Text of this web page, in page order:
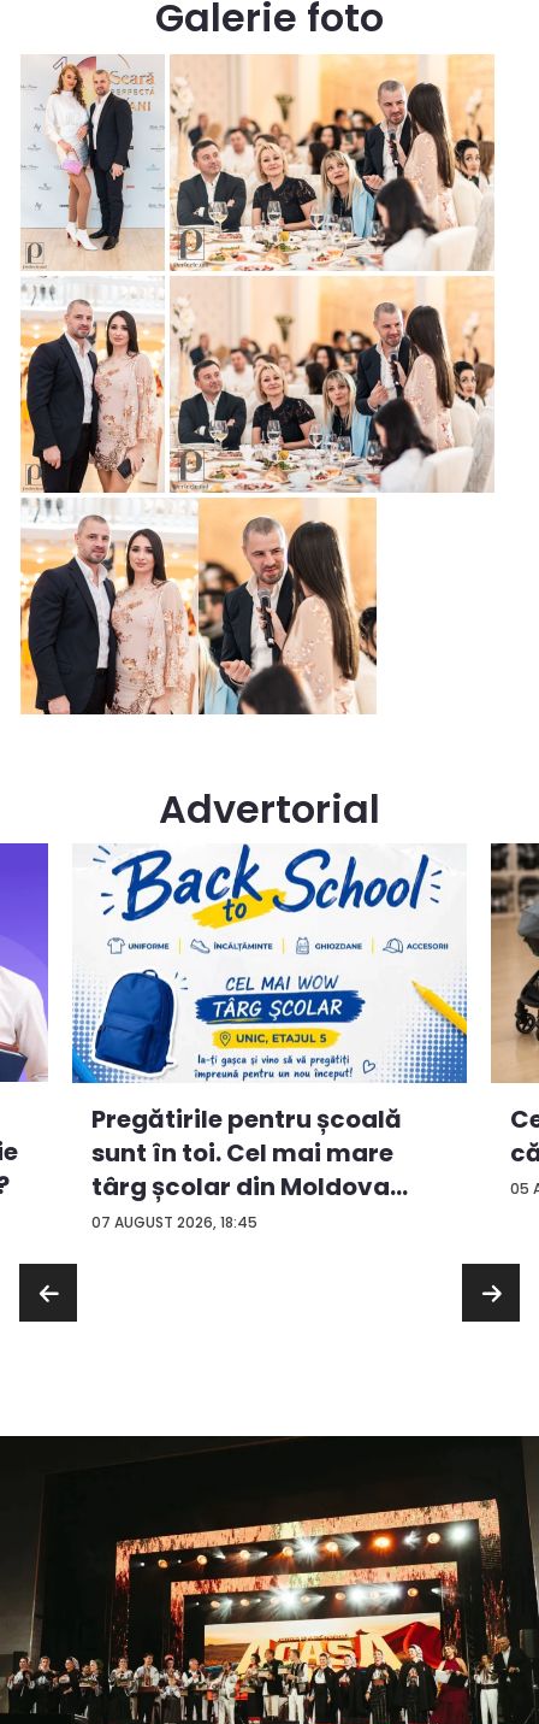
Galerie foto
Advertorial
07 AUGUST 2026, 18:45
Pregătirile pentru școală
sunt în toi. Cel mai mare
târg școlar din Moldova
con...
05